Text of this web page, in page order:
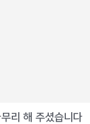
리 해 주셨습니다